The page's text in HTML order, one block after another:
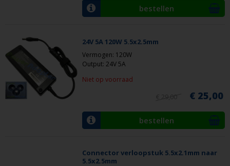
bestellen
24V 5A 120W 5.5x2.5mm
Vermogen: 120W
Output: 24V 5A
Niet op voorraad
€ 25,00
bestellen
Connector verloopstuk 5.5x2.1mm naar
5.5x2.5mm